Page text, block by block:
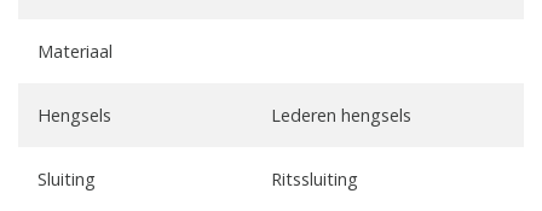
Materiaal
Hengsels Lederen hengsels
Sluiting Ritssluiting